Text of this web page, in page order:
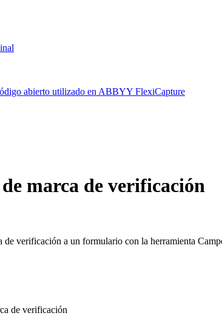
abierto utilizado en ABBYY FlexiCapture
marca de verificación
de verificación a un formulario con la herramienta
de verificación